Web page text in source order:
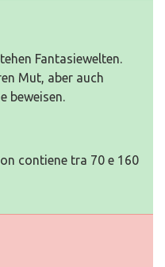
Fantasiewelten.
Mut, aber auch
beweisen.
contiene tra 70 e 160